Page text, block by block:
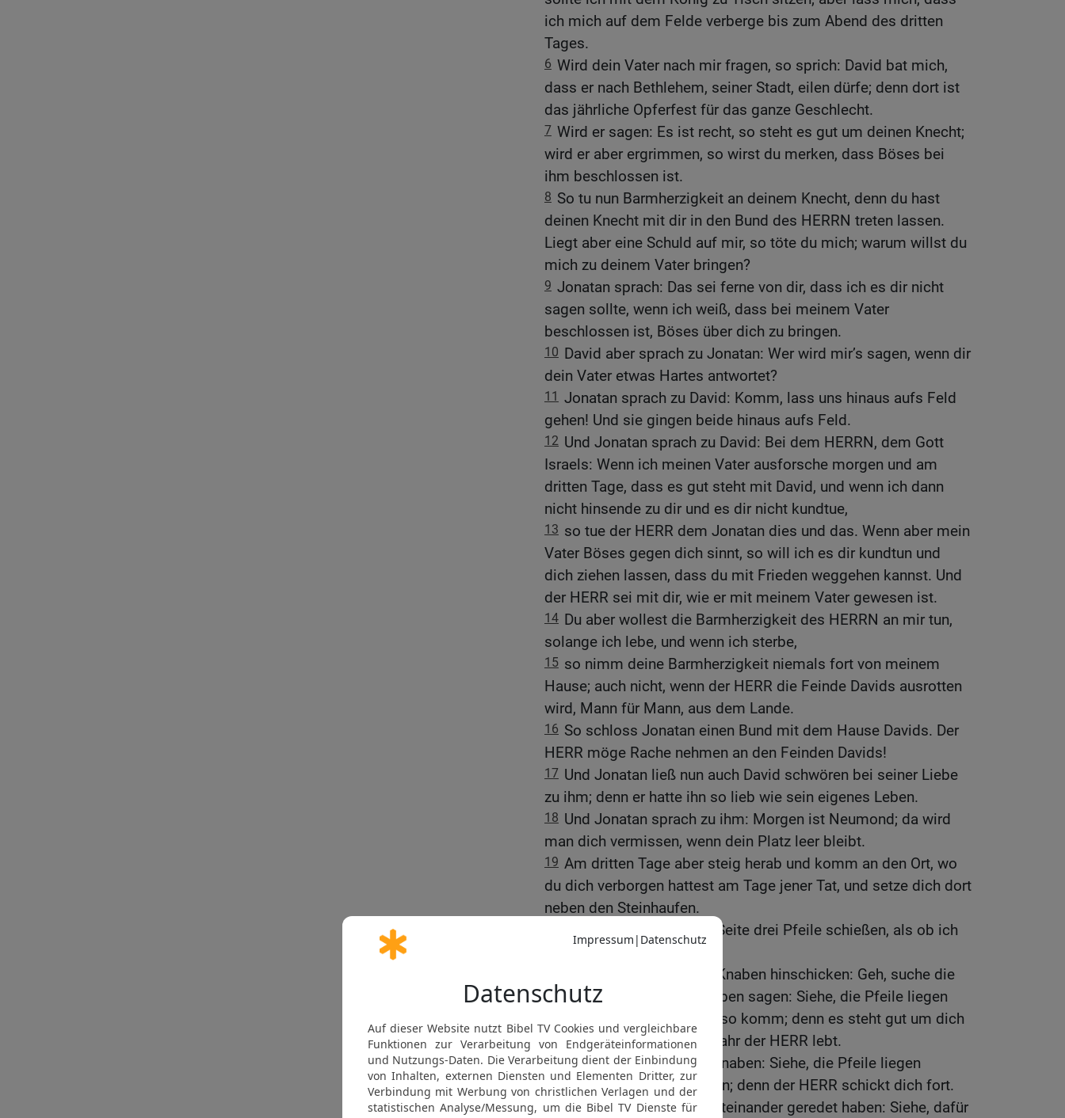
ich mich auf dem Felde verberge bis zum Abend des dritten
Tages.
6 Wird dein Vater nach mir fragen, so sprich: David bat mich,
dass er nach Bethlehem, seiner Stadt, eilen dürfe; denn dort ist
das jährliche Opferfest für das ganze Geschlecht.
7 Wird er sagen: Es ist recht, so steht es gut um deinen Knecht;
wird er aber ergrimmen, so wirst du merken, dass Böses bei
ihm beschlossen ist.
8 So tu nun Barmherzigkeit an deinem Knecht, denn du hast
deinen Knecht mit dir in den Bund des HERRN treten lassen.
Liegt aber eine Schuld auf mir, so töte du mich; warum willst du
mich zu deinem Vater bringen?
9 Jonatan sprach: Das sei ferne von dir, dass ich es dir nicht
sagen sollte, wenn ich weiß, dass bei meinem Vater
beschlossen ist, Böses über dich zu bringen.
10 David aber sprach zu Jonatan: Wer wird mir’s sagen, wenn dir
dein Vater etwas Hartes antwortet?
11 Jonatan sprach zu David: Komm, lass uns hinaus aufs Feld
gehen! Und sie gingen beide hinaus aufs Feld.
12 Und Jonatan sprach zu David: Bei dem HERRN, dem Gott
Israels: Wenn ich meinen Vater ausforsche morgen und am
dritten Tage, dass es gut steht mit David, und wenn ich dann
nicht hinsende zu dir und es dir nicht kundtue,
13 so tue der HERR dem Jonatan dies und das. Wenn aber mein
Vater Böses gegen dich sinnt, so will ich es dir kundtun und
dich ziehen lassen, dass du mit Frieden weggehen kannst. Und
der HERR sei mit dir, wie er mit meinem Vater gewesen ist.
14 Du aber wollest die Barmherzigkeit des HERRN an mir tun,
solange ich lebe, und wenn ich sterbe,
15 so nimm deine Barmherzigkeit niemals fort von meinem
Hause; auch nicht, wenn der HERR die Feinde Davids ausrotten
wird, Mann für Mann, aus dem Lande.
16 So schloss Jonatan einen Bund mit dem Hause Davids. Der
HERR möge Rache nehmen an den Feinden Davids!
17 Und Jonatan ließ nun auch David schwören bei seiner Liebe
zu ihm; denn er hatte ihn so lieb wie sein eigenes Leben.
18 Und Jonatan sprach zu ihm: Morgen ist Neumond; da wird
man dich vermissen, wenn dein Platz leer bleibt.
19 Am dritten Tage aber steig herab und komm an den Ort, wo
du dich verborgen hattest am Tage jener Tat, und setze dich dort
neben den Steinhaufen.
So will ich nach seiner Seite drei Pfeile schießen, als ob ich
auf ein Ziel schösse.
Und siehe, ich will den Knaben hinschicken: Geh, suche die
Pfeile! Werde ich zum Knaben sagen: Siehe, die Pfeile liegen
herwärts von dir, hole sie!, so komm; denn es steht gut um dich
und hat keine Gefahr, so wahr der HERR lebt.
22 Sage ich aber zu dem Knaben: Siehe, die Pfeile liegen
hinwärts von dir!, so geh hin; denn der HERR schickt dich fort.
23 Was aber du und ich miteinander geredet haben: Siehe, dafür